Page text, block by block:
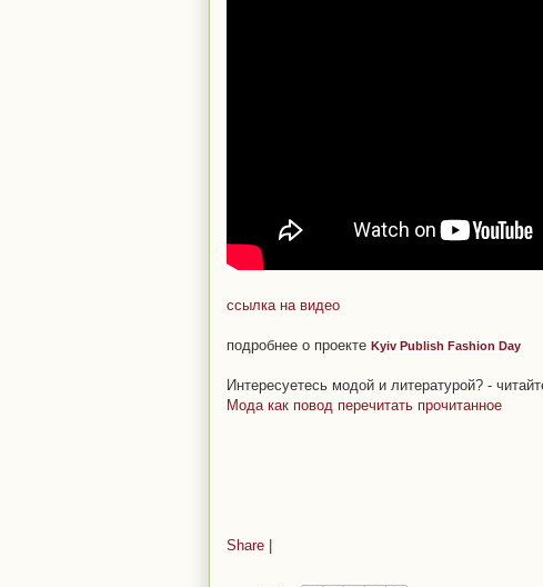
ссылка на видео
подробнее о проекте Kyiv Publish Fashion Day
Интересуетесь модой и литературой? -
Мода как повод перечитать прочитанное
Share |